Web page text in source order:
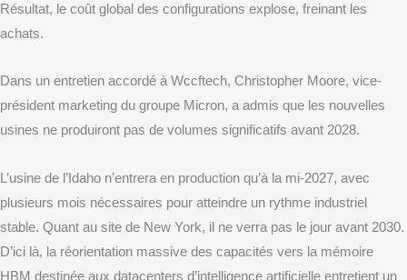
Résultat, le coût global des configurations explose, freinant les
achats.
Dans un entretien accordé à Wccftech, Christopher Moore, vice-
président marketing du groupe Micron, a admis que les nouvelles
usines ne produiront pas de volumes significatifs avant 2028.
L’usine de l’Idaho n’entrera en production qu’à la mi-2027, avec
plusieurs mois nécessaires pour atteindre un rythme industriel
stable. Quant au site de New York, il ne verra pas le jour avant 2030.
D’ici là, la réorientation massive des capacités vers la mémoire
HBM destinée aux datacenters d’intelligence artificielle entretient un